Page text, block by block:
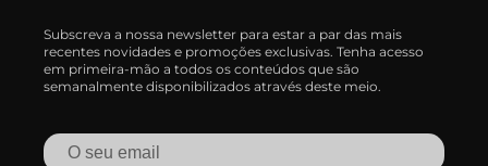
Subscreva a nossa newsletter para estar a par das mais
recentes novidades e promoções exclusivas. Tenha acesso
em primeira-mão a todos os conteúdos que são
semanalmente disponibilizados através deste meio.